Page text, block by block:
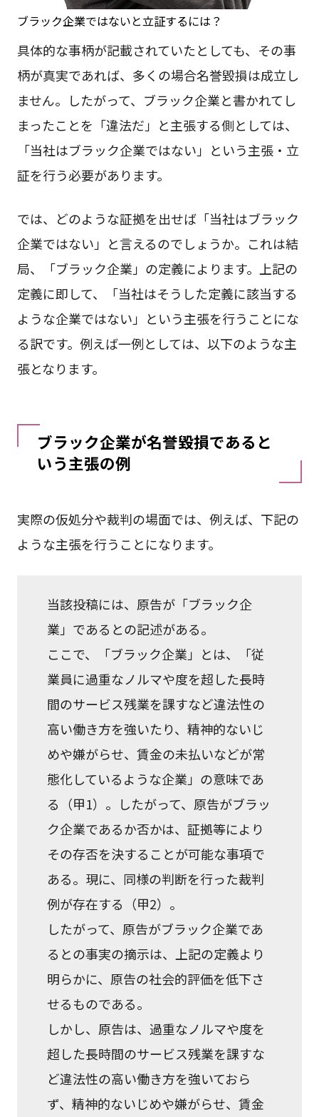
ブラック企業ではないと立証するには？
具体的な事柄が記載されていたとしても、その事
柄が真実であれば、多くの場合名誉毀損は成立し
ません。したがって、ブラック企業と書かれてし
まったことを「違法だ」と主張する側としては、
「当社はブラック企業ではない」という主張・立
証を行う必要があります。
では、どのような証拠を出せば「当社はブラック
企業ではない」と言えるのでしょうか。これは結
局、「ブラック企業」の定義によります。上記の
定義に即して、「当社はそうした定義に該当する
ような企業ではない」という主張を行うことにな
る訳です。例えば一例としては、以下のような主
張となります。
ブラック企業が名誉毀損であると
いう主張の例
実際の仮処分や裁判の場面では、例えば、下記の
ような主張を行うことになります。
当該投稿には、原告が「ブラック企
業」であるとの記述がある。
ここで、「ブラック企業」とは、「従
業員に過重なノルマや度を超した長時
間のサービス残業を課すなど違法性の
高い働き方を強いたり、精神的ないじ
めや嫌がらせ、賃金の未払いなどが常
態化しているような企業」の意味であ
る（甲1）。したがって、原告がブラッ
ク企業であるか否かは、証拠等により
その存否を決することが可能な事項で
ある。現に、同様の判断を行った裁判
例が存在する（甲2）。
したがって、原告がブラック企業であ
るとの事実の摘示は、上記の定義より
明らかに、原告の社会的評価を低下さ
せるものである。
しかし、原告は、過重なノルマや度を
超した長時間のサービス残業を課すな
ど違法性の高い働き方を強いておら
ず、精神的ないじめや嫌がらせ、賃金